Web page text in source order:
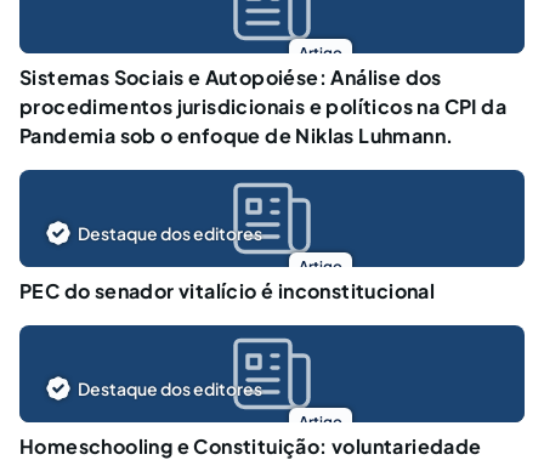
Artigo
Sistemas Sociais e Autopoiése: Análise dos
procedimentos jurisdicionais e políticos na CPI da
Pandemia sob o enfoque de Niklas Luhmann.
Artigo
Destaque dos editores
PEC do senador vitalício é inconstitucional
Artigo
Destaque dos editores
Homeschooling e Constituição: voluntariedade